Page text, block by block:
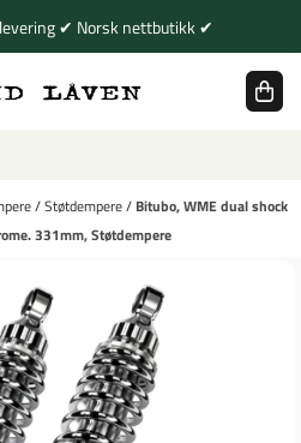
✔ Norsk nettbutikk ✔
/Støtdempere/ Bitubo, WME dual shock
331mm, Støtdempere